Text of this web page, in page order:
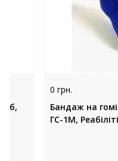
0 грн.
Бандаж на
ГС-1М,